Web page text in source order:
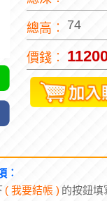
總高︰ 74
價錢︰
︰
( 我要結帳 ) 的按鈕填